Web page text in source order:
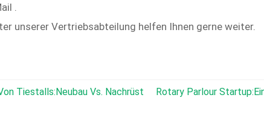
.
unserer Vertriebsabteilung helfen Ihnen gerne weiter.
Tiestalls:Neubau Vs. Nachrüstung Für Automatisiertes
Rotary Parlour